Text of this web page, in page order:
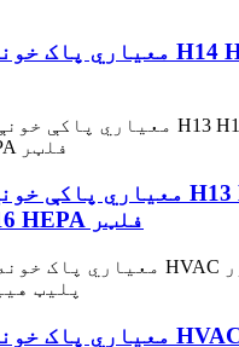
U15 U16 HEPA فلټر